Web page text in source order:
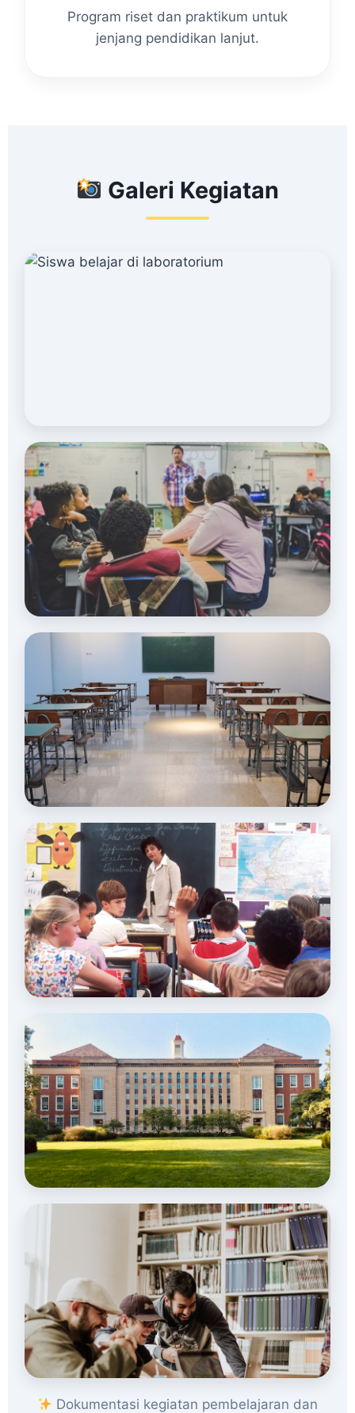
Program riset dan praktikum untuk
jenjang pendidikan lanjut.
Galeri Kegiatan
Dokumentasi kegiatan pembelajaran dan